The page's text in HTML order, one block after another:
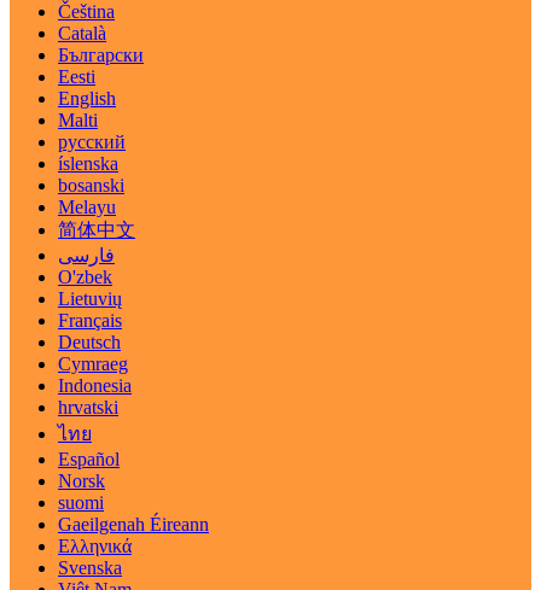
Čeština
Català
Български
Eesti
English
Malti
русский
íslenska
bosanski
Melayu
简体中文
فارسی
O'zbek
Lietuvių
Français
Deutsch
Cymraeg
Indonesia
hrvatski
ไทย
Español
Norsk
suomi
Gaeilgenah Éireann
Ελληνικά
Svenska